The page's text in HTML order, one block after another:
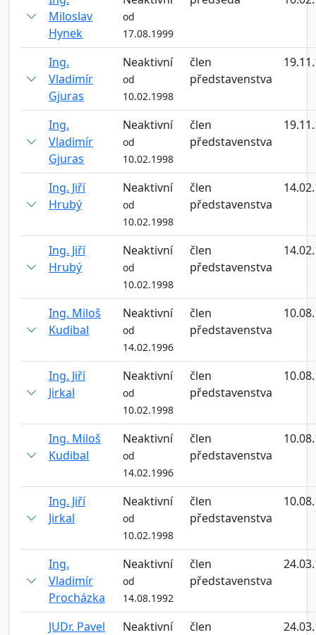
Miloslav
Hynek
od
17.08.1999
Ing.
Vladimír
Gjuras
Neaktivní
od
10.02.1998
člen
představenstva
Ing.
Vladimír
Gjuras
Neaktivní
od
10.02.1998
člen
představenstva
Ing. Jiří
Hrubý
Neaktivní
od
10.02.1998
člen
představenstva
Ing. Jiří
Hrubý
Neaktivní
od
10.02.1998
člen
představenstva
Ing. Miloš
Kudibal
Neaktivní
od
14.02.1996
člen
představenstva
Ing. Jiří
Jirkal
Neaktivní
od
10.02.1998
člen
představenstva
Ing. Miloš
Kudibal
Neaktivní
od
14.02.1996
člen
představenstva
Ing. Jiří
Jirkal
Neaktivní
od
10.02.1998
člen
představenstva
Ing.
Vladimír
Procházka
Neaktivní
od
14.08.1992
člen
představenstva
JUDr. Pavel
Neaktivní člen